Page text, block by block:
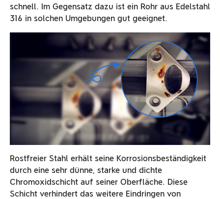
schnell. Im Gegensatz dazu ist ein Rohr aus Edelstahl
316 in solchen Umgebungen gut geeignet.
Rostfreier Stahl erhält seine Korrosionsbeständigkeit
durch eine sehr dünne, starke und dichte
Chromoxidschicht auf seiner Oberfläche. Diese
Schicht verhindert das weitere Eindringen von